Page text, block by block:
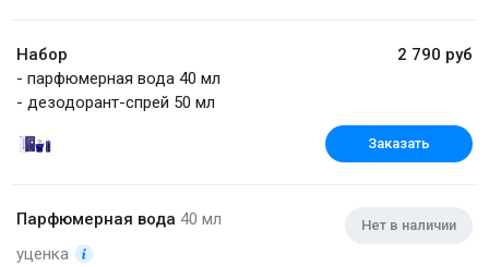
Набор
- парфюмерная вода 40 мл
- дезодорант-спрей 50 мл
2 790 руб
Заказать
Парфюмерная вода 40 мл
уценка
Нет в наличии